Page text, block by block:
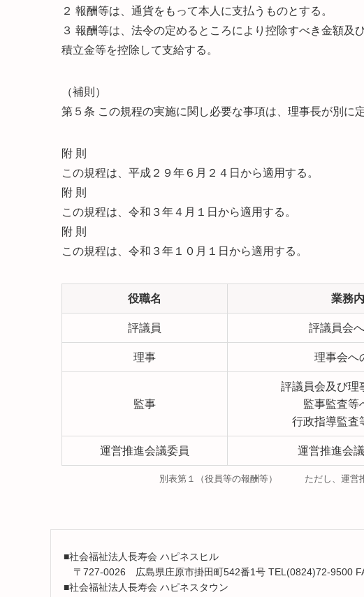
２ 報酬等は、通貨をもって本人に支払うものとする。
３ 報酬等は、法令の定めるところにより控除すべき金額及
積立金等を控除して支給する。
（補則）
第５条 この規程の実施に関し必要な事項は、理事長が別に
附 則
この規程は、平成２９年６月２４日から適用する。
附 則
この規程は、令和３年４月１日から適用する。
附 則
この規程は、令和３年１０月１日から適用する。
役職名 業務
評議員 評議員会
理事 理事会へ
監事
評議員会及び理
監事監査等
行政指導監査
運営推進会議委員 運営推進会
別表第１（役員等の報酬等） ただし、運営推
■社会福祉法人長寿会 ハピネスヒル
〒727-0026 広島県庄原市掛田町542番1号 TEL(0824)72-9500
■社会福祉法人長寿会 ハピネスタウン